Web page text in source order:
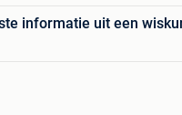
informatie uit een